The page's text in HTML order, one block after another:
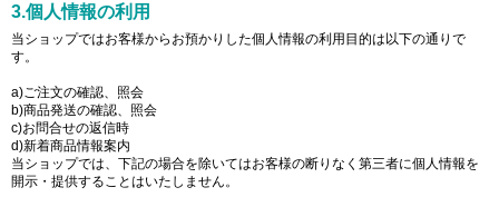
3.個人情報の利用
当ショップではお客様からお預かりした個人情報の利用目的は以下の通りで
す。
a)ご注文の確認、照会
b)商品発送の確認、照会
c)お問合せの返信時
d)新着商品情報案内
当ショップでは、下記の場合を除いてはお客様の断りなく第三者に個人情報を
開示・提供することはいたしません。